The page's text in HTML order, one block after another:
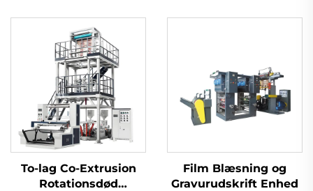
To-lag Co-Extrusion
Rotationsdød
Film Blæsning og
Gravurudskrift Enhed